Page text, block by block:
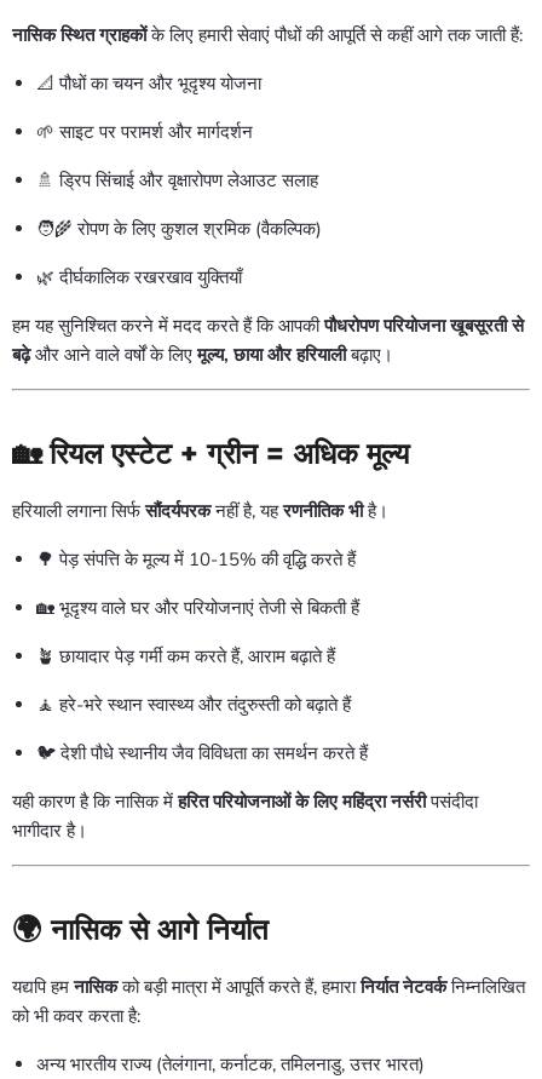
नासिक स्थित ग्राहकोंके लिए हमारी सेवाएं पौधों की आपूर्ति से कहीं आगे तक जाती हैं:
📐 पौधों का चयन और भूदृश्य योजना
🌱 साइट पर परामर्श और मार्गदर्शन
🚿 ड्रिप सिंचाई और वृक्षारोपण लेआउट सलाह
🧑🌾 रोपण के लिए कुशल श्रमिक (वैकल्पिक)
🌿 दीर्घकालिक रखरखाव युक्तियाँ
हम यह सुनिश्चित करने में मदद करते हैं कि आपकीपौधरोपण परियोजना खूबसूरती से
बढ़ेऔर आने वाले वर्षों के लिएमूल्य, छाया और हरियालीबढ़ाए।
🏡 रियल एस्टेट + ग्रीन = अधिक मूल्य
हरियाली लगाना सिर्फसौंदर्यपरकनहीं है, यहरणनीतिक भीहै।
🌳 पेड़ संपत्ति के मूल्य में 10-15% की वृद्धि करते हैं
🏡 भूदृश्य वाले घर और परियोजनाएं तेजी से बिकती हैं
🪴 छायादार पेड़ गर्मी कम करते हैं, आराम बढ़ाते हैं
🧘 हरे-भरे स्थान स्वास्थ्य और तंदुरुस्ती को बढ़ाते हैं
🐦 देशी पौधे स्थानीय जैव विविधता का समर्थन करते हैं
यही कारण है कि नासिक मेंहरित परियोजनाओं के लिए महिंद्रा नर्सरीपसंदीदा
भागीदार है।
🌍 नासिक से आगे निर्यात
यद्यपि हमनासिकको बड़ी मात्रा में आपूर्ति करते हैं, हमारानिर्यात नेटवर्कनिम्नलिखित
को भी कवर करता है:
अन्य भारतीय राज्य (तेलंगाना, कर्नाटक, तमिलनाडु, उत्तर भारत)